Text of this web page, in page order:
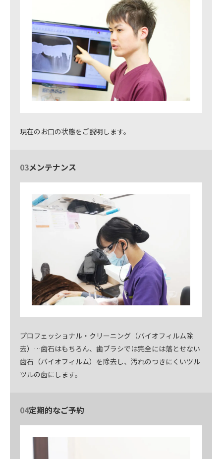
現在のお口の状態をご説明します。
03メンテナンス
プロフェッショナル・クリーニング（バイオフィルム除
去）…歯石はもちろん、歯ブラシでは完全には落とせない
歯石（バイオフィルム）を除去し、汚れのつきにくいツル
ツルの歯にします。
04定期的なご予約